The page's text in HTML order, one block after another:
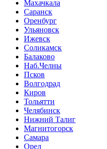
Махачкала
Саранск
Оренбург
Ульяновск
Ижевск
Соликамск
Балаково
Наб.Челны
Псков
Волгодрад
Киров
Тольятти
Челябинск
Нижний Талиг
Магнитогорск
Самара
Орел